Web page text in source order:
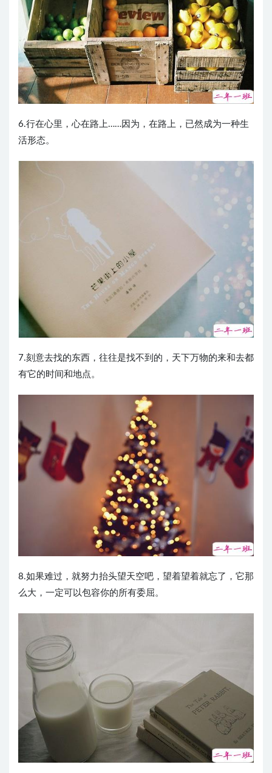
6.行在心里，心在路上……因为，在路上，已然成为一种生
活形态。
7.刻意去找的东西，往往是找不到的，天下万物的来和去都
有它的时间和地点。
8.如果难过，就努力抬头望天空吧，望着望着就忘了，它那
么大，一定可以包容你的所有委屈。